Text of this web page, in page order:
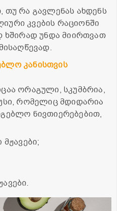
თუ რა გავლენას ახდენს
კვების რაციონში
ხშირად უნდა მიირთვათ
კანისთვის
ორაგული, სკუმბრია,
რომელიც მდიდარია
ნივთიერებებით,